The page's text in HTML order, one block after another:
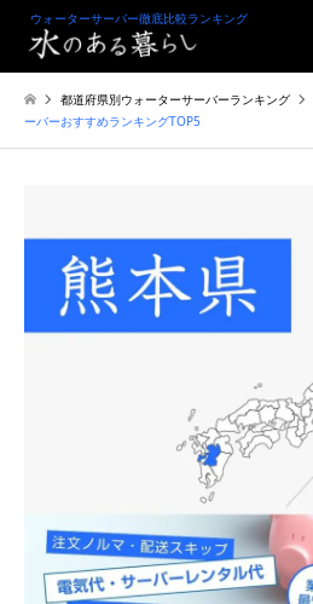
ウォーターサーバー徹底比較ランキング
都道府県別ウォーターサーバーランキング
ーバーおすすめランキングTOP5